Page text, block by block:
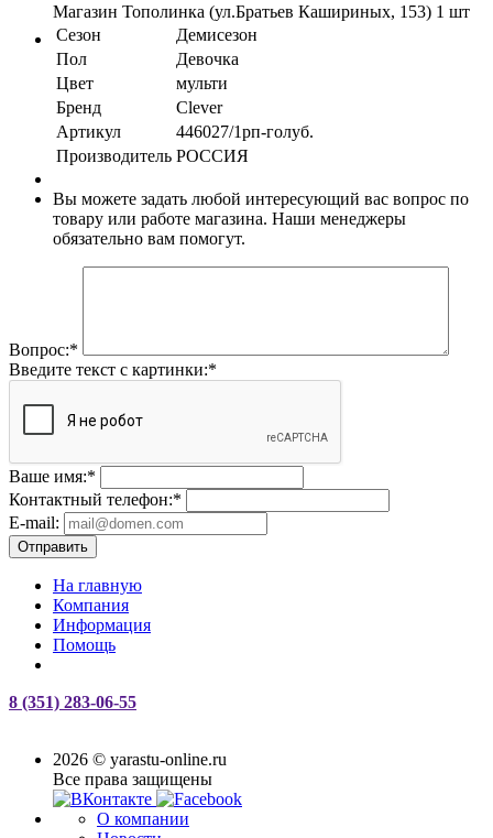
Магазин Тополинка (ул.Братьев Кашириных, 153) 1 шт
Сезон
Демисезон
Пол
Девочка
Цвет
мульти
Бренд
Clever
Артикул
446027/1рп-голуб.
Производитель РОССИЯ
Вы можете задать любой интересующий вас вопрос по
товару или работе магазина. Наши менеджеры
обязательно вам помогут.
Вопрос:*
Введите текст с картинки:*
Ваше имя:*
Контактный телефон:*
E-mail:
Отправить
На главную
Компания
Информация
Помощь
8 (351) 283-06-55
2026 © yarastu-online.ru
Все права защищены
О компании